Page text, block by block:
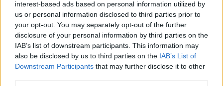
interest-based ads based on personal information utilized by
us or personal information disclosed to third parties prior to
your opt-out. You may separately opt-out of the further
disclosure of your personal information by third parties on the
IAB’s list of downstream participants. This information may
also be disclosed by us to third parties on the IAB’s List of
Downstream Participants that may further disclose it to other
Google
4.8
Basato su 410 reviews